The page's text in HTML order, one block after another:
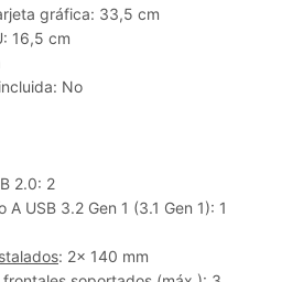
gráfica: 33,5 cm
16,5 cm
No
2.0: 2
USB 3.2 Gen 1 (3.1 Gen 1): 1
: 2x 140 mm